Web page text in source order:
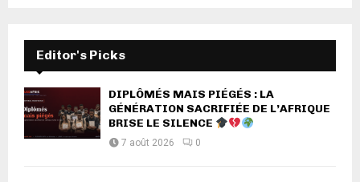
Editor's Picks
DIPLÔMÉS MAIS PIÉGÉS : LA
GÉNÉRATION SACRIFIÉE DE L’AFRIQUE
BRISE LE SILENCE
7 août 2026 0